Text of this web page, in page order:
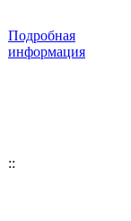
Подробная
информация
::